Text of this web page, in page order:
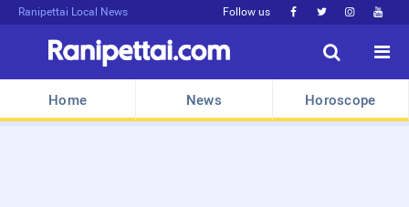
Ranipettai Local News Follow us    


Home News Horoscope